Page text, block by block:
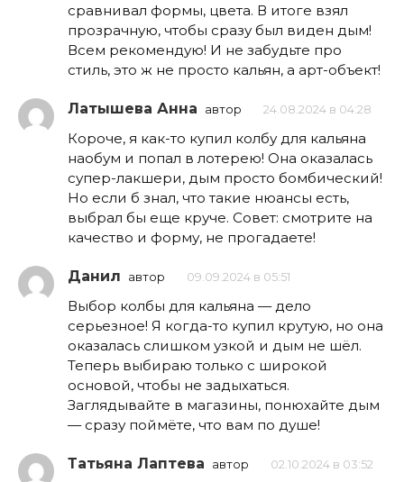
сравнивал формы, цвета. В итоге взял
прозрачную, чтобы сразу был виден дым!
Всем рекомендую! И не забудьте про
стиль, это ж не просто кальян, а арт-объект!
Латышева Анна автор 24.08.2024 в 04:28
Короче, я как-то купил колбу для кальяна
наобум и попал в лотерею! Она оказалась
супер-лакшери, дым просто бомбический!
Но если б знал, что такие нюансы есть,
выбрал бы еще круче. Совет: смотрите на
качество и форму, не прогадаете!
Данил автор 09.09.2024 в 05:51
Выбор колбы для кальяна — дело
серьезное! Я когда-то купил крутую, но она
оказалась слишком узкой и дым не шёл.
Теперь выбираю только с широкой
основой, чтобы не задыхаться.
Заглядывайте в магазины, понюхайте дым
— сразу поймёте, что вам по душе!
Татьяна Лаптева автор 02.10.2024 в 03:52